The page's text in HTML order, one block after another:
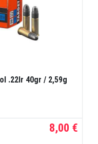
.22lr 40gr / 2,59g
8,00 €